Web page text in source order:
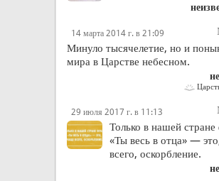
14 марта 2014 г. в 21:09
Минуло тысячелетие, но и
мира в Царстве небесном.
29 июля 2017 г. в 11:13
Только в нашей стране
«Ты весь в отца» —
всего, оскорбление.